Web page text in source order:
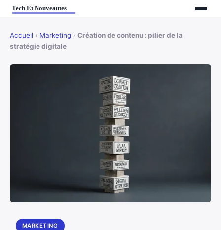
Accueil › Marketing › Création de contenu : pilier de la
stratégie digitale
MARKETING